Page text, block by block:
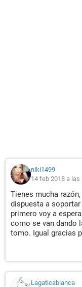
niki1499
14 feb 2018 a las
Tienes mucha
dispuesta a
primero voy a
como se van dando
tomo. Igual gracias
Lagaticablanca